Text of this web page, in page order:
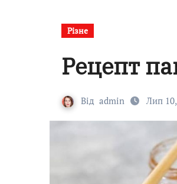
Різне
Рецепт
Від admin Лип